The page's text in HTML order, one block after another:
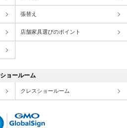
張替え
店舗家具選びのポイント
ショールーム
クレスショールーム